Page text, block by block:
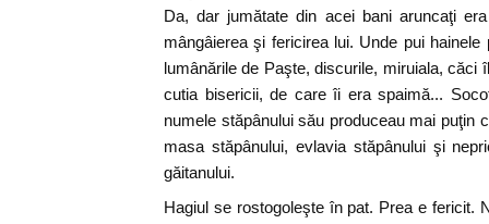
Da, dar jumătate din acei bani aruncaţi
mângâierea şi fericirea lui. Unde pui
lumânările de Paşte, discurile, miruiala, căci
cutia bisericii, de care îi era spaimă...
numele stăpânului său produceau mai puţin
masa stăpânului, evlavia stăpânului şi
găitanului.
Hagiul se rostogoleşte în pat. Prea e fericit.